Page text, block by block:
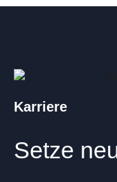
Karriere
Setze